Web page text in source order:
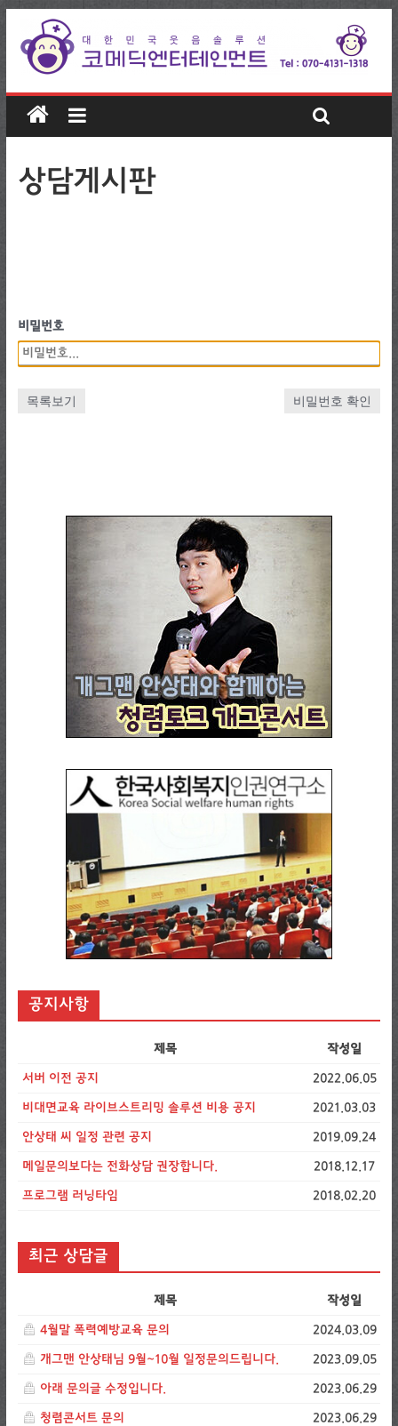
상담게시판
비밀번호
목록보기 비밀번호 확인
공지사항
제목 작성일
서버 이전 공지 2022.06.05
비대면교육 라이브스트리밍 솔루션 비용 공지 2021.03.03
안상태 씨 일정 관련 공지 2019.09.24
메일문의보다는 전화상담 권장합니다. 2018.12.17
프로그램 러닝타임 2018.02.20
최근 상담글
제목 작성일
4월말 폭력예방교육 문의 2024.03.09
개그맨 안상태님 9월~10월 일정문의드립니다. 2023.09.05
아래 문의글 수정입니다. 2023.06.29
청렴콘서트 문의 2023.06.29